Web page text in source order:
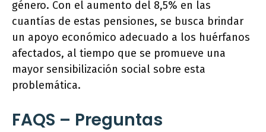
género. Con el aumento del 8,5% en las
cuantías de estas pensiones, se busca brindar
un apoyo económico adecuado a los huérfanos
afectados, al tiempo que se promueve una
mayor sensibilización social sobre esta
problemática.
FAQS – Preguntas